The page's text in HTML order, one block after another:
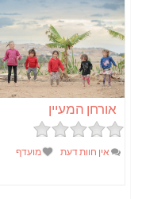
אורחן המעיין
אין חוות דעת מועדף